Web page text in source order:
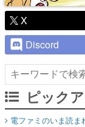
X
Discord
ピック
電ファミのいま読